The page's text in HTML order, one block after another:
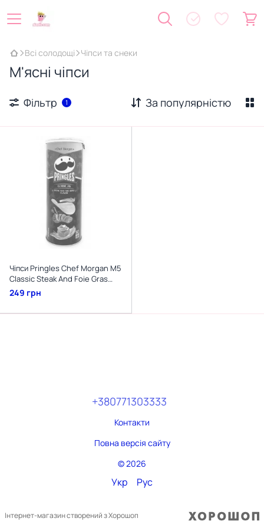
Всі солодощі Чіпси та снеки
М'ясні чіпси
Фільтр 1 За популярністю
Чіпси Pringles Chef Morgan M5
Classic Steak And Foie Gras
Potato Crisps 80г
249 грн
+380771303333
Контакти
Повна версія сайту
© 2026
Укр Рус
Інтернет-магазин створений з Хорошоп